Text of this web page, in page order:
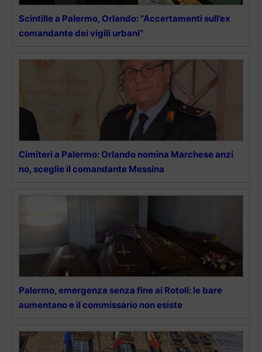
Scintille a Palermo, Orlando: “Accertamenti sull’ex
comandante dei vigili urbani”
Cimiteri a Palermo: Orlando nomina Marchese anzi
no, sceglie il comandante Messina
Palermo, emergenza senza fine ai Rotoli: le bare
aumentano e il commissario non esiste